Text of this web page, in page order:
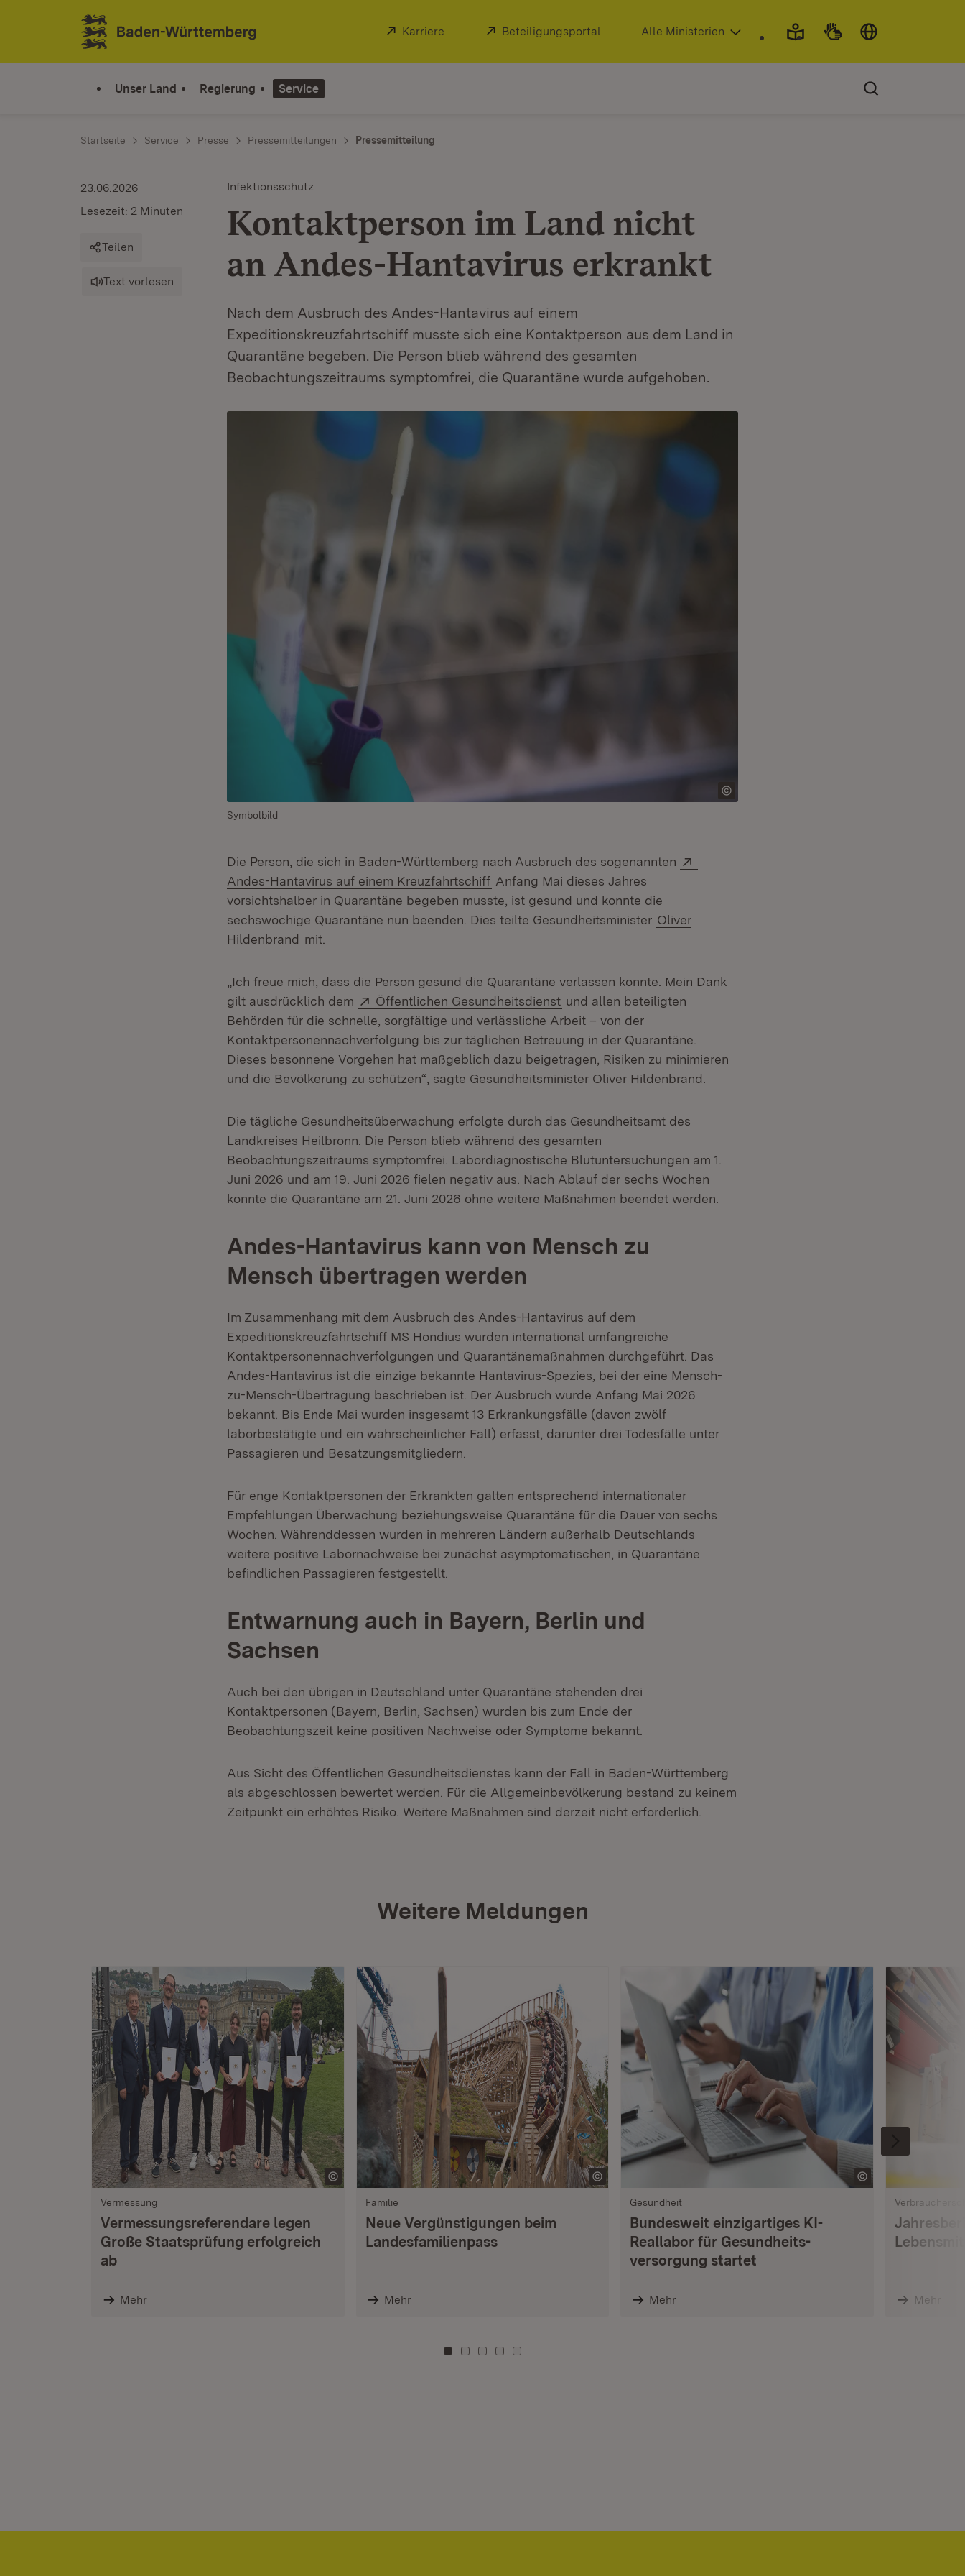
Zum Inhalt springen
Link zur Startseite
Extern:
Karriere (Öffnet in neuem Fenster)
Extern:
Beteiligungsportal (Öffnet in neuem Fenster)
Alle Ministerien
Unser Land Regierung Service
Startseite Service Presse Pressemitteilungen Pressemitteilung
Infektionsschutz
Kontaktperson im Land nicht
an Andes-Hantavirus erkrankt
Nach dem Ausbruch des Andes-Hantavirus auf einem
Expeditionskreuzfahrtschiff musste sich eine Kontaktperson aus dem Land in
Quarantäne begeben. Die Person blieb während des gesamten
Beobachtungszeitraums symptomfrei, die Quarantäne wurde aufgehoben.
23.06.2026
Lesezeit: 2 Minuten
Teilen
Text vorlesen
Symbolbild
Die Person, die sich in Baden-Württemberg nach Ausbruch des sogenannten
Andes-Hantavirus auf einem Kreuzfahrtschiff (Öffnet in neuem Fenster)
Anfang Mai dieses Jahres
vorsichtshalber in Quarantäne begeben musste, ist gesund und konnte die
sechswöchige Quarantäne nun beenden. Dies teilte Gesundheitsminister Oliver
Hildenbrand mit.
„Ich freue mich, dass die Person gesund die Quarantäne verlassen konnte. Mein Dank
gilt ausdrücklich dem
Extern:
Öffentlichen Gesundheitsdienst (Öffnet in neuem Fenster)
und allen beteiligten
Behörden für die schnelle, sorgfältige und verlässliche Arbeit – von der
Kontaktpersonennachverfolgung bis zur täglichen Betreuung in der Quarantäne.
Dieses besonnene Vorgehen hat maßgeblich dazu beigetragen, Risiken zu minimieren
und die Bevölkerung zu schützen“, sagte Gesundheitsminister Oliver Hildenbrand.
Die tägliche Gesundheitsüberwachung erfolgte durch das Gesundheitsamt des
Landkreises Heilbronn. Die Person blieb während des gesamten
Beobachtungszeitraums symptomfrei. Labordiagnostische Blutuntersuchungen am 1.
Juni 2026 und am 19. Juni 2026 fielen negativ aus. Nach Ablauf der sechs Wochen
konnte die Quarantäne am 21. Juni 2026 ohne weitere Maßnahmen beendet werden.
Andes-Hantavirus kann von Mensch zu
Mensch übertragen werden
Im Zusammenhang mit dem Ausbruch des Andes-Hantavirus auf dem
Expeditionskreuzfahrtschiff MS Hondius wurden international umfangreiche
Kontaktpersonennachverfolgungen und Quarantänemaßnahmen durchgeführt. Das
Andes-Hantavirus ist die einzige bekannte Hantavirus-Spezies, bei der eine Mensch-
zu-Mensch-Übertragung beschrieben ist. Der Ausbruch wurde Anfang Mai 2026
bekannt. Bis Ende Mai wurden insgesamt 13 Erkrankungsfälle (davon zwölf
laborbestätigte und ein wahrscheinlicher Fall) erfasst, darunter drei Todesfälle unter
Passagieren und Besatzungsmitgliedern.
Für enge Kontaktpersonen der Erkrankten galten entsprechend internationaler
Empfehlungen Überwachung beziehungsweise Quarantäne für die Dauer von sechs
Wochen. Währenddessen wurden in mehreren Ländern außerhalb Deutschlands
weitere positive Labornachweise bei zunächst asymptomatischen, in Quarantäne
befindlichen Passagieren festgestellt.
Entwarnung auch in Bayern, Berlin und
Sachsen
Auch bei den übrigen in Deutschland unter Quarantäne stehenden drei
Kontaktpersonen (Bayern, Berlin, Sachsen) wurden bis zum Ende der
Beobachtungszeit keine positiven Nachweise oder Symptome bekannt.
Aus Sicht des Öffentlichen Gesundheitsdienstes kann der Fall in Baden-Württemberg
als abgeschlossen bewertet werden. Für die Allgemeinbevölkerung bestand zu keinem
Zeitpunkt ein erhöhtes Risiko. Weitere Maßnahmen sind derzeit nicht erforderlich.
Weitere Meldungen
Vermessung
Vermessungsreferendare legen
Große Staatsprüfung erfolgreich
ab
Mehr
Familie
Neue Vergünstigungen beim
Landesfamilienpass
Mehr
Gesundheit
Bundesweit einzigartiges KI-
Reallabor für Gesundheits­
versorgung startet
Mehr Mehr
Zu Kachel: 0
Zu Kachel: 3
Zu Kachel: 6
Zu Kachel: 9
Zu Kachel: 12